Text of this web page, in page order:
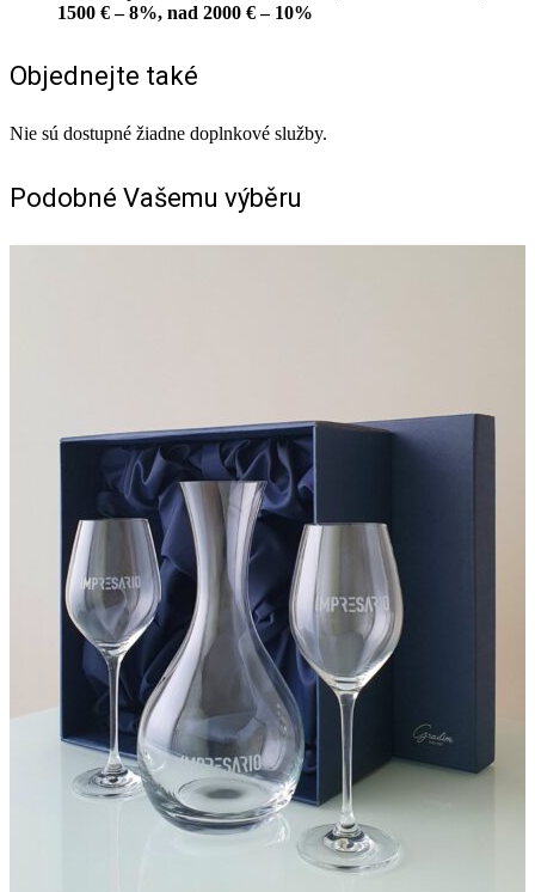
1500 € – 8%, nad 2000 € – 10%
Objednejte také
Nie sú dostupné žiadne doplnkové služby.
Podobné Vašemu výběru